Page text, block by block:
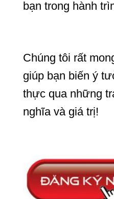
bạn trong hành
Chúng tôi rất
giúp bạn biến ý
thực qua những
nghĩa và giá trị!